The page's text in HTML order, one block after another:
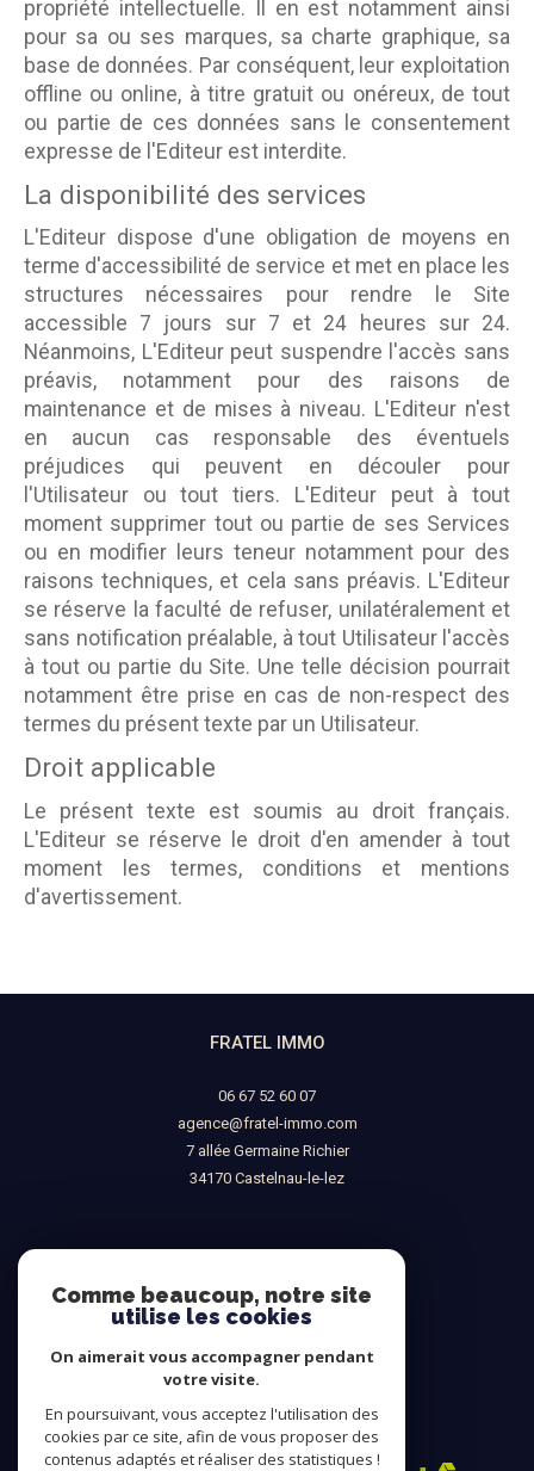
propriété intellectuelle. Il en est notamment ainsi
pour sa ou ses marques, sa charte graphique, sa
base de données. Par conséquent, leur exploitation
offline ou online, à titre gratuit ou onéreux, de tout
ou partie de ces données sans le consentement
expresse de l'Editeur est interdite.
La disponibilité des services
L'Editeur dispose d'une obligation de moyens en
terme d'accessibilité de service et met en place les
structures nécessaires pour rendre le Site
accessible 7 jours sur 7 et 24 heures sur 24.
Néanmoins, L'Editeur peut suspendre l'accès sans
préavis, notamment pour des raisons de
maintenance et de mises à niveau. L'Editeur n'est
en aucun cas responsable des éventuels
préjudices qui peuvent en découler pour
l'Utilisateur ou tout tiers. L'Editeur peut à tout
moment supprimer tout ou partie de ses Services
ou en modifier leurs teneur notamment pour des
raisons techniques, et cela sans préavis. L'Editeur
se réserve la faculté de refuser, unilatéralement et
sans notification préalable, à tout Utilisateur l'accès
à tout ou partie du Site. Une telle décision pourrait
notamment être prise en cas de non-respect des
termes du présent texte par un Utilisateur.
Droit applicable
Le présent texte est soumis au droit français.
L'Editeur se réserve le droit d'en amender à tout
moment les termes, conditions et mentions
d'avertissement.
FRATEL IMMO
06 67 52 60 07
agence@fratel-immo.com
7 allée Germaine Richier
34170
castelnau-le-lez
ADHÉRENTS
Comme beaucoup, notre site
utilise les cookies
On aimerait vous accompagner pendant
votre visite.
En poursuivant, vous acceptez l'utilisation des
cookies par ce site, afin de vous proposer des
contenus adaptés et réaliser des statistiques !